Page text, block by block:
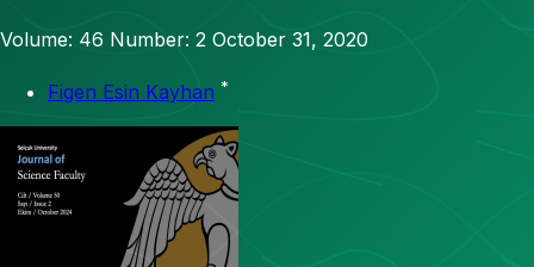
Volume: 46 Number: 2 October 31, 2020
Figen Esin Kayhan *